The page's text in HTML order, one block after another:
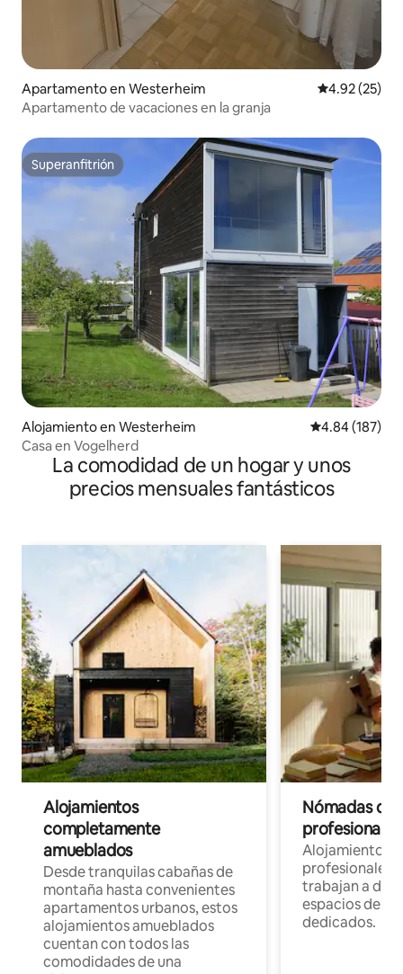
Apartamento en Westerheim Calificación
4.92 (25)
Apartamento de vacaciones en la granja
Superanfitrión
Superanfitrión
Alojamiento en Westerheim Calificación
4.84 (187)
Casa en Vogelherd
La comodidad de un hogar y unos
precios mensuales fantásticos
Alojamientos
completamente
amueblados
Desde tranquilas cabañas de
montaña hasta convenientes
apartamentos urbanos, estos
alojamientos amueblados
cuentan con todos las
comodidades de una
Nómadas
Alojamientos
profesionales
trabajan a
espacios de
dedicados.